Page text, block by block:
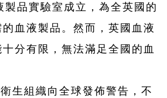
製品實驗室成立，為全英國的
血液製品。然而，英國血液
分有限，無法滿足全國的血
生組織向全球發佈警告，不